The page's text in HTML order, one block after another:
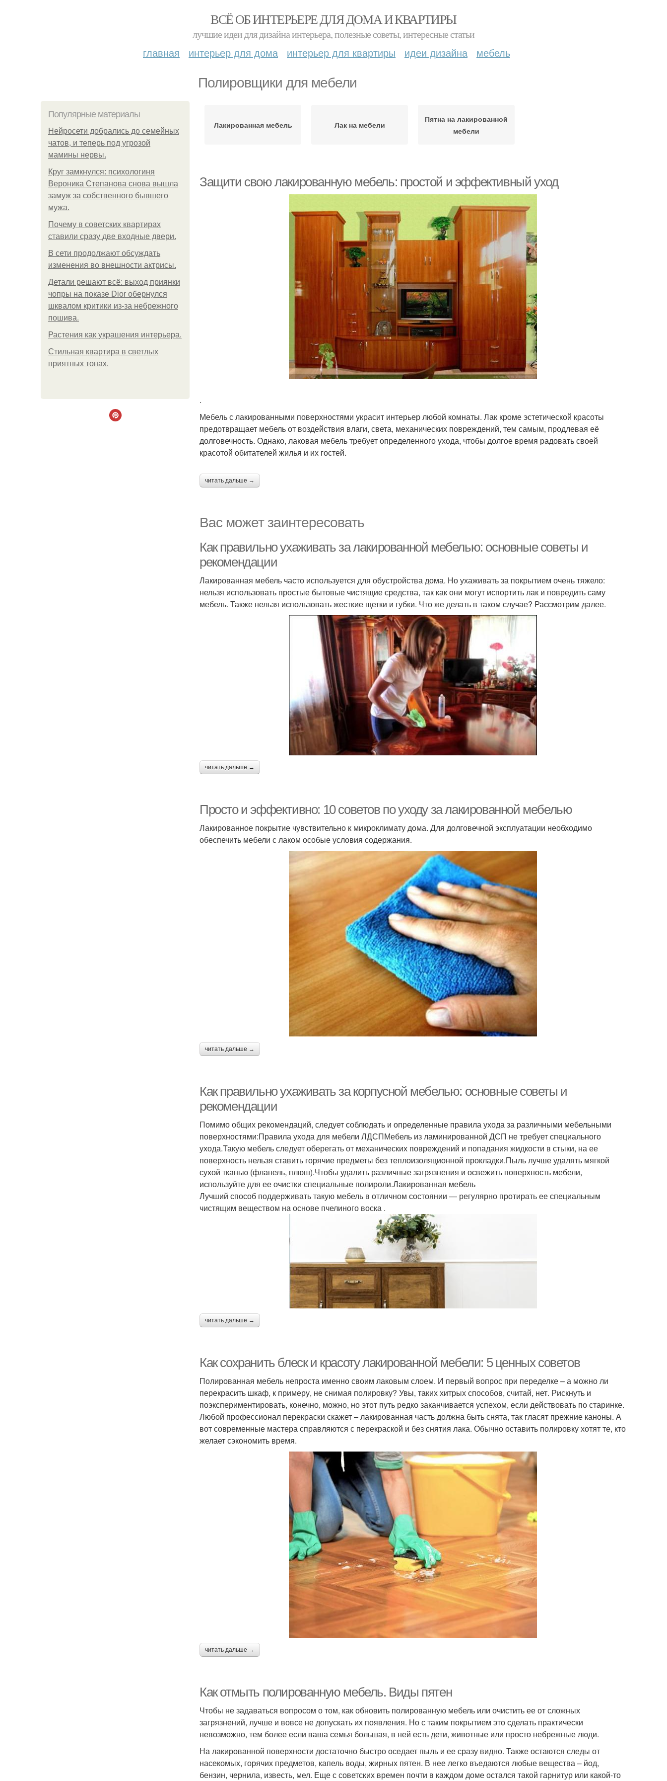
ВСЁ ОБ ИНТЕРЬЕРЕ ДЛЯ ДОМА И КВАРТИРЫ
лучшие идеи для дизайна интерьера, полезные советы, интересные статьи
главная интерьер для дома интерьер для квартиры идеи дизайна мебель
Полировщики для мебели
Популярные материалы
Нейросети добрались до семейных
чатов, и теперь под угрозой
мамины нервы.
Круг замкнулся: психологиня
Вероника Степанова снова вышла
замуж за собственного бывшего
мужа.
Почему в советских квартирах
ставили сразу две входные двери.
В сети продолжают обсуждать
изменения во внешности актрисы.
Детали решают всё: выход приянки
чопры на показе Dior обернулся
шквалом критики из-за небрежного
пошива.
Растения как украшения интерьера.
Стильная квартира в светлых
приятных тонах.
Лакированная мебель Лак на мебели
Пятна на лакированной
мебели
Защити свою лакированную мебель: простой и эффективный уход
.
Мебель с лакированными поверхностями украсит интерьер любой комнаты. Лак кроме эстетической красоты
предотвращает мебель от воздействия влаги, света, механических повреждений, тем самым, продлевая её
долговечность. Однако, лаковая мебель требует определенного ухода, чтобы долгое время радовать своей
красотой обитателей жилья и их гостей.
читать дальше →
Вас может заинтересовать
Как правильно ухаживать за лакированной мебелью: основные советы и
рекомендации
Лакированная мебель часто используется для обустройства дома. Но ухаживать за покрытием очень тяжело:
нельзя использовать простые бытовые чистящие средства, так как они могут испортить лак и повредить саму
мебель. Также нельзя использовать жесткие щетки и губки. Что же делать в таком случае? Рассмотрим далее.
читать дальше →
Просто и эффективно: 10 советов по уходу за лакированной мебелью
Лакированное покрытие чувствительно к микроклимату дома. Для долговечной эксплуатации необходимо
обеспечить мебели с лаком особые условия содержания.
читать дальше →
Как правильно ухаживать за корпусной мебелью: основные советы и
рекомендации
Помимо общих рекомендаций, следует соблюдать и определенные правила ухода за различными мебельными
поверхностями:Правила ухода для мебели ЛДСПМебель из ламинированной ДСП не требует специального
ухода.Такую мебель следует оберегать от механических повреждений и попадания жидкости в стыки, на ее
поверхность нельзя ставить горячие предметы без теплоизоляционной прокладки.Пыль лучше удалять мягкой
сухой тканью (фланель, плюш).Чтобы удалить различные загрязнения и освежить поверхность мебели,
используйте для ее очистки специальные полироли.Лакированная мебель
Лучший способ поддерживать такую мебель в отличном состоянии — регулярно протирать ее специальным
чистящим веществом на основе пчелиного воска .
читать дальше →
Как сохранить блеск и красоту лакированной мебели: 5 ценных советов
Полированная мебель непроста именно своим лаковым слоем. И первый вопрос при переделке – а можно ли
перекрасить шкаф, к примеру, не снимая полировку? Увы, таких хитрых способов, считай, нет. Рискнуть и
поэкспериментировать, конечно, можно, но этот путь редко заканчивается успехом, если действовать по старинке.
Любой профессионал перекраски скажет – лакированная часть должна быть снята, так гласят прежние каноны. А
вот современные мастера справляются с перекраской и без снятия лака. Обычно оставить полировку хотят те, кто
желает сэкономить время.
читать дальше →
Как отмыть полированную мебель. Виды пятен
Чтобы не задаваться вопросом о том, как обновить полированную мебель или очистить ее от сложных
загрязнений, лучше и вовсе не допускать их появления. Но с таким покрытием это сделать практически
невозможно, тем более если ваша семья большая, в ней есть дети, животные или просто небрежные люди.
На лакированной поверхности достаточно быстро оседает пыль и ее сразу видно. Также остаются следы от
насекомых, горячих предметов, капель воды, жирных пятен. В нее легко въедаются любые вещества – йод,
бензин, чернила, известь, мел. Еще с советских времен почти в каждом доме остался такой гарнитур или какой-то